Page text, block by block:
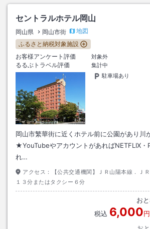
セントラルホテル岡山
岡山県 岡山市街
地図
ふるさと納税対象施設
お客様アンケート評価
対象外
るるぶトラベル評価
集計中
駐車場あり
岡山市繁華街に近くホテル前に公園があり川
★YouTubeやアカウントがあればNETFLIX
れ…
アクセス：
【公共交通機関】ＪＲ山陽本線．Ｊ
１３分またはタクシー６分
お
税込 6,000円